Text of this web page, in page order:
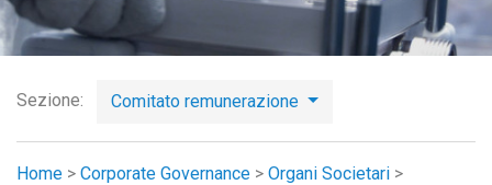
Sezione: Comitato remunerazione
Home > Corporate Governance > Organi Societari >